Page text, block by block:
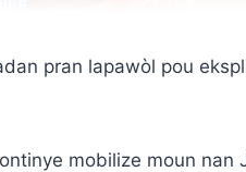
pran lapawòl pou
mobilize moun nan